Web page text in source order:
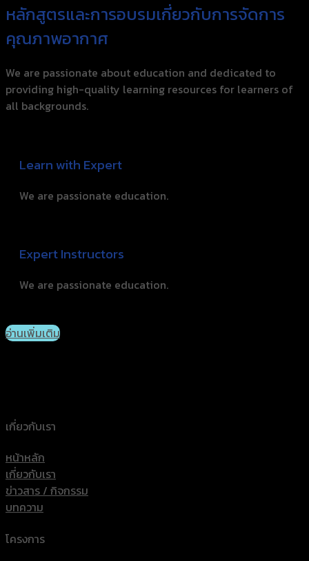
หลักสูตรและการอบรมเกี่ยวกับการจัดการ
คุณภาพอากาศ
We are passionate about education and dedicated to
providing high-quality learning resources for learners of
all backgrounds.
Learn with Expert
We are passionate education.
Expert Instructors
We are passionate education.
อ่านเพิ่มเติม
เกี่ยวกับเรา
หน้าหลัก
เกี่ยวกับเรา
ข่าวสาร / กิจกรรม
บทความ
โครงการ